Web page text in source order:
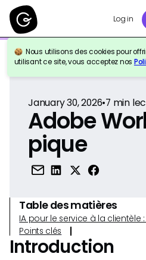
Log in
Nous utilisons des cookies pour
utilisant ce site, vous acceptez nos
Retour à la référence
January 30, 2026•7 min
Adobe
pique
Table des matières
IA pour le service à la
Points clés
Introduction